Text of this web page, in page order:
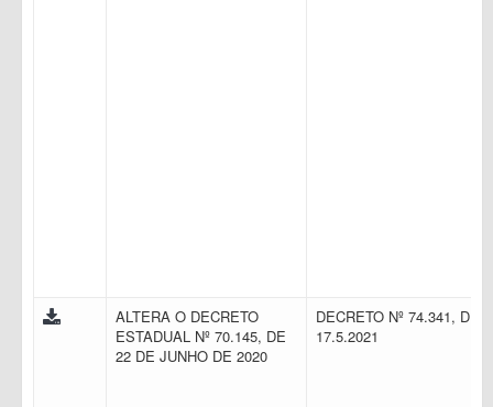
ALTERA O DECRETO
ESTADUAL Nº 70.145, DE
22 DE JUNHO DE 2020
DECRETO Nº 74.341, DE
17.5.2021